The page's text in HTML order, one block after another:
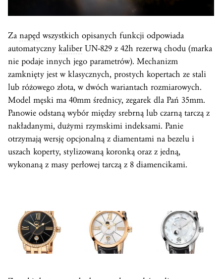
Za napęd wszystkich opisanych funkcji odpowiada
automatyczny kaliber UN-829 z 42h rezerwą chodu (marka
nie podaje innych jego parametrów). Mechanizm
zamknięty jest w klasycznych, prostych kopertach ze stali
lub różowego złota, w dwóch wariantach rozmiarowych.
Model męski ma 40mm średnicy, zegarek dla Pań 35mm.
Panowie odstaną wybór między srebrną lub czarną tarczą z
nakładanymi, dużymi rzymskimi indeksami. Panie
otrzymają wersję opcjonalną z diamentami na bezelu i
uszach koperty, stylizowaną koronką oraz z jedną,
wykonaną z masy perłowej tarczą z 8 diamencikami.